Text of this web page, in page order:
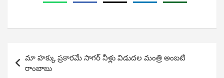
navigation
మా హక్కు ప్రకారమే సాగర్ నీళ్లు విడుదల మంత్రి అంబటి
రాంబాబు